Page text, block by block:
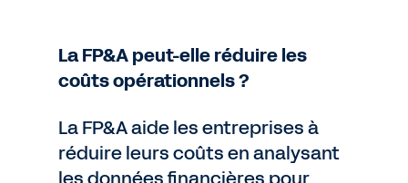
La FP&A peut-elle réduire les
coûts opérationnels ?
La FP&A aide les entreprises à
réduire leurs coûts en analysant